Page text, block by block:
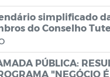
simplificado
do Conselho
PÚBLICA:
"NEGÓCIO